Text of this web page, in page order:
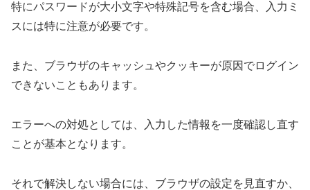
特にパスワードが大小文字や特殊記号を含む場合、入力ミ
スには特に注意が必要です。
また、ブラウザのキャッシュやクッキーが原因でログイン
できないこともあります。
エラーへの対処としては、入力した情報を一度確認し直す
ことが基本となります。
それで解決しない場合には、ブラウザの設定を見直すか、